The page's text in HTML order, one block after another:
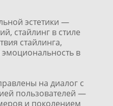
эстетики —
стайлинг в стиле
стайлинга,
в
на диалог с
пользователей —
и поколением